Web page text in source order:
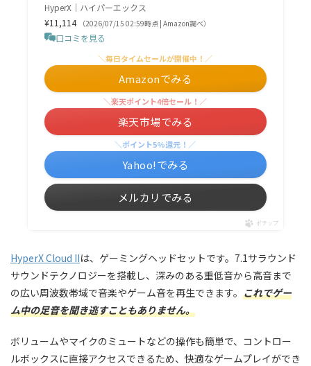
HyperX｜ハイパーエックス
¥11,114 （2026/07/15 02:59時点 | Amazon調べ）
口コミを見る
＼毎日タイムセールが開催中！／
Amazonでみる
＼楽天ポイント4倍セール！／
楽天市場でみる
＼ポイント5%還元！／
Yahoo!でみる
メルカリでみる
ポチップ
HyperX Cloud IIは、ゲーミングヘッドセットです。7.1サラウンド
サウンドテクノロジーを搭載し、深みのある重低音から高音まで
の広い周波数帯域で音楽やゲーム音を再生できます。 これでゲー
ム中の足音を聞き逃すこともありません。
ボリュームやマイクのミュートなどの操作も簡単で、コントロー
ルボックスに直接アクセスできるため、快適なゲームプレイができ